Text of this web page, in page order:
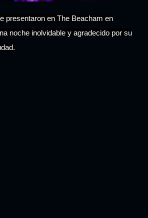
presentaron en The Beacham en
noche inolvidable y agradecido por su